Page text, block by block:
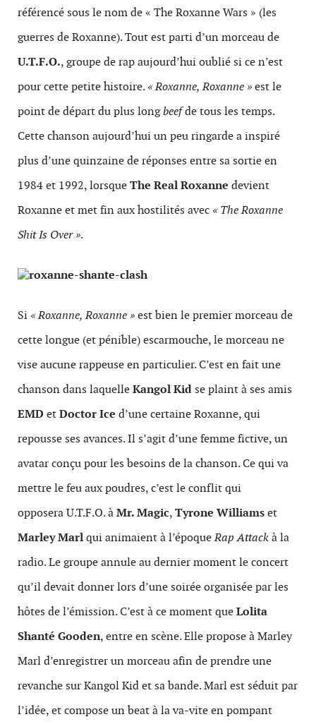
référencé sous le nom de « The Roxanne Wars » (les
guerres de Roxanne). Tout est parti d’un morceau de
U.T.F.O., groupe de rap aujourd’hui oublié si ce n’est
pour cette petite histoire.« Roxanne, Roxanne »est le
point de départ du plus longbeefde tous les temps.
Cette chanson aujourd’hui un peu ringarde a inspiré
plus d’une quinzaine de réponses entre sa sortie en
1984 et 1992, lorsqueThe Real Roxanne devient
Roxanne et met fin aux hostilités avec « The Roxanne
Shit Is Over ».
Si « Roxanne, Roxanne »est bien le premier morceau de
cette longue (et pénible) escarmouche, le morceau ne
vise aucune rappeuse en particulier. C’est en fait une
chanson dans laquelleKangol Kid se plaint à ses amis
EMDetDoctor Ice d’une certaine Roxanne, qui
repousse ses avances. Il s’agit d’une femme fictive, un
avatar conçu pour les besoins de la chanson. Ce qui va
mettre le feu aux poudres, c’est le conflit qui
opposera U.T.F.O. àMr. Magic,Tyrone Williamset
Marley Marlqui animaient à l’époqueRap Attackà la
radio. Le groupe annule au dernier moment le concert
qu’il devait donner lors d’une soirée organisée par les
hôtes de l’émission. C’est à ce moment queLolita
Shanté Gooden, entre en scène. Elle propose à Marley
Marl d’enregistrer un morceau afin de prendre une
revanche sur Kangol Kid et sa bande. Marl est séduit par
l’idée, et compose un beat à la va-vite en pompant